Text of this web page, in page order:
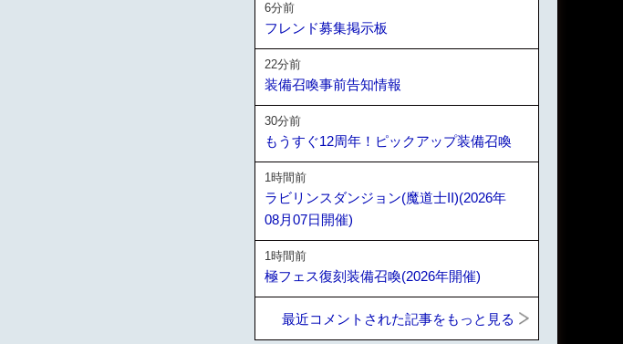
6分前
フレンド募集掲示板
22分前
装備召喚事前告知情報
30分前
もうすぐ12周年！ピックアップ装備召喚
1時間前
ラビリンスダンジョン(魔道士II)(2026年
08月07日開催)
1時間前
極フェス復刻装備召喚(2026年開催)
最近コメントされた記事をもっと見る